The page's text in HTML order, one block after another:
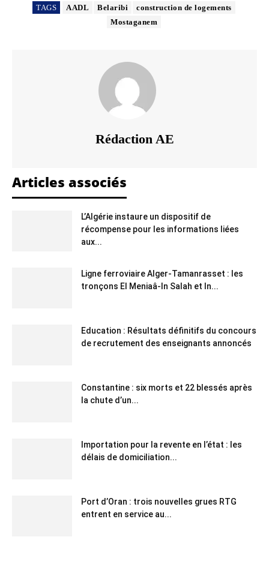
TAGS AADL Belaribi
construction de logements
Mostaganem
Rédaction AE
Articles associés
L’Algérie instaure un dispositif de
récompense pour les informations liées
aux...
Ligne ferroviaire Alger-Tamanrasset : les
tronçons El Meniaâ-In Salah et In...
Education : Résultats définitifs du concours
de recrutement des enseignants annoncés
Constantine : six morts et 22 blessés après
la chute d’un...
Importation pour la revente en l’état : les
délais de domiciliation...
Port d’Oran : trois nouvelles grues RTG
entrent en service au...